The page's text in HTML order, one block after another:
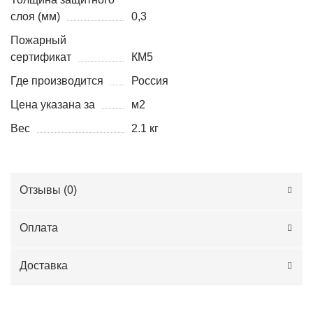
слоя (мм)
0,3
Пожарный
сертификат
КМ5
Где производится
Россия
Цена указана за
м2
Вес
2.1 кг
Отзывы (0)
Оплата
Доставка